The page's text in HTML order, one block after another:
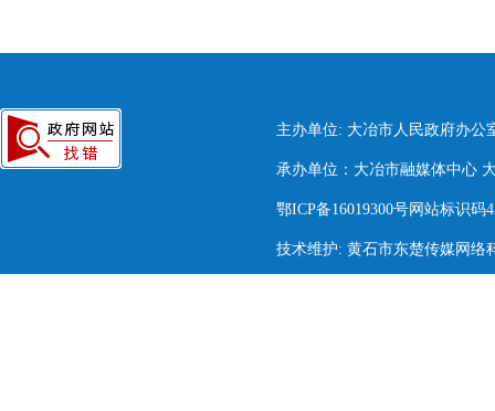
主办单位: 大冶市人民政府办公
承办单位：大冶市融媒体中心
鄂ICP备16019300号网站标识码
技术维护: 黄石市东楚传媒网络